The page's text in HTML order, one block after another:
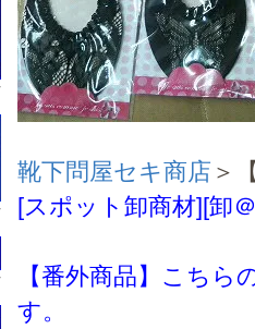
靴下問屋セキ商店 ＞
[スポット卸商材][卸
【番外商品】こち
す。